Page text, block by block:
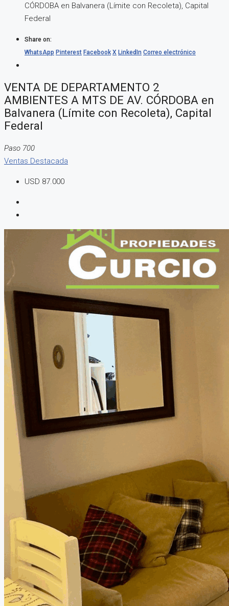
CÓRDOBA en Balvanera (Límite con Recoleta), Capital
Federal
Share on:
WhatsApp Pinterest Facebook X LinkedIn Correo electrónico
VENTA DE DEPARTAMENTO 2
AMBIENTES A MTS DE AV. CÓRDOBA en
Balvanera (Límite con Recoleta), Capital
Federal
Paso 700
Ventas Destacada
USD 87.000